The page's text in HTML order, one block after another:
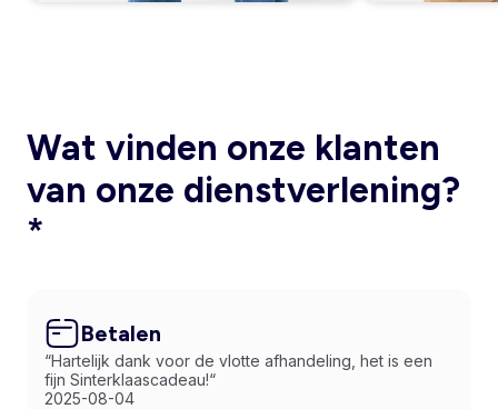
Wat vinden onze klanten
van onze dienstverlening?
*
Betalen
“Hartelijk dank voor de vlotte afhandeling, het is een
fijn Sinterklaascadeau!“
2025-08-04